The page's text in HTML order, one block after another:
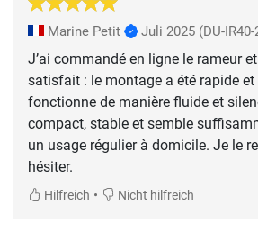
Marine Petit Juli 2025 (DU-IR40-
J’ai commandé en ligne le rameur
satisfait : le montage a été rapide et
fonctionne de manière fluide et
compact, stable et semble
un usage régulier à domicile. Je le
hésiter.
Hilfreich • Nicht hilfreich